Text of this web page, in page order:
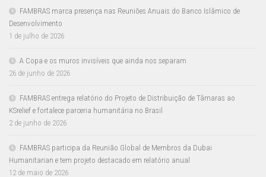
FAMBRAS marca presença nas Reuniões Anuais do Banco Islâmico de
Desenvolvimento
1 de julho de 2026
A Copa e os muros invisíveis que ainda nos separam
26 de junho de 2026
FAMBRAS entrega relatório do Projeto de Distribuição de Tâmaras ao
KSrelief e fortalece parceria humanitária no Brasil
2 de junho de 2026
FAMBRAS participa da Reunião Global de Membros da Dubai
Humanitarian e tem projeto destacado em relatório anual
12 de maio de 2026